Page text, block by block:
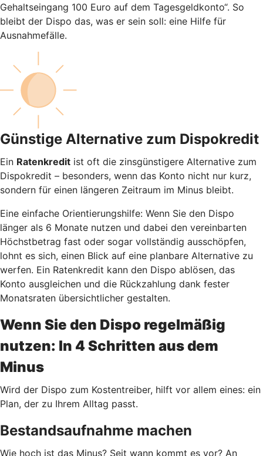
Gehaltseingang 100 Euro auf dem Tagesgeldkonto“. So
bleibt der Dispo das, was er sein soll: eine Hilfe für
Ausnahmefälle.
Günstige Alternative zum Dispokredit
Ein Ratenkredit ist oft die zinsgünstigere Alternative zum
Dispokredit – besonders, wenn das Konto nicht nur kurz,
sondern für einen längeren Zeitraum im Minus bleibt.
Eine einfache Orientierungshilfe: Wenn Sie den Dispo
länger als 6 Monate nutzen und dabei den vereinbarten
Höchstbetrag fast oder sogar vollständig ausschöpfen,
lohnt es sich, einen Blick auf eine planbare Alternative zu
werfen. Ein Ratenkredit kann den Dispo ablösen, das
Konto ausgleichen und die Rückzahlung dank fester
Monatsraten übersichtlicher gestalten.
Wenn Sie den Dispo regelmäßig
nutzen: In 4 Schritten aus dem
Minus
Wird der Dispo zum Kostentreiber, hilft vor allem eines: ein
Plan, der zu Ihrem Alltag passt.
Bestandsaufnahme machen
Wie hoch ist das Minus? Seit wann kommt es vor? An